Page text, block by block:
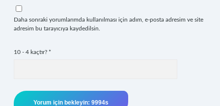
Daha sonraki yorumlarımda kullanılması için adım, e-posta adresim ve site
adresim bu tarayıcıya kaydedilsin.
10 - 4 kaçtır? *